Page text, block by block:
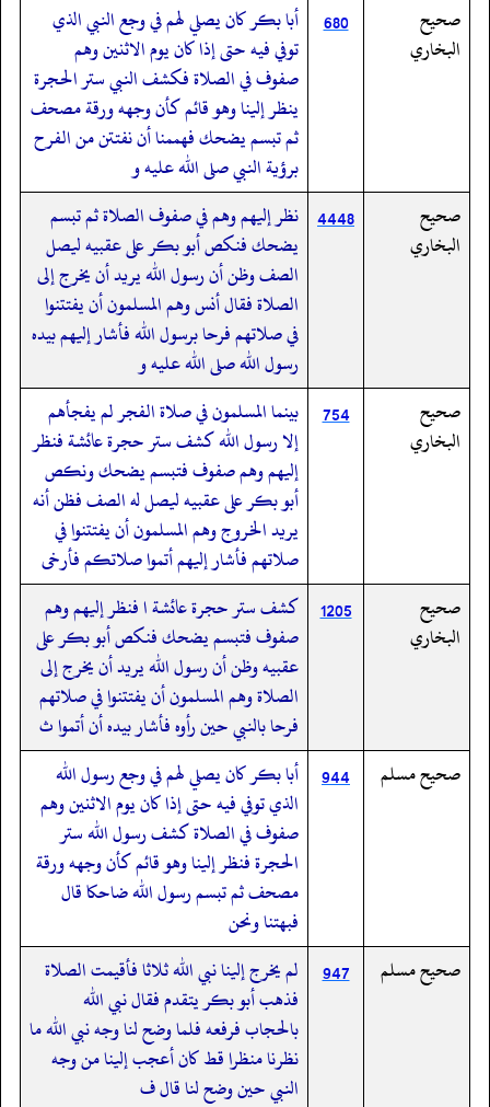
صحيح
البخاري
680
أبا بكر كان يصلي لهم في وجع النبي الذي
توفي فيه حتى إذا كان يوم الاثنين وهم
صفوف في الصلاة فكشف النبي ستر الحجرة
ينظر إلينا وهو قائم كأن وجهه ورقة مصحف
ثم تبسم يضحك فهممنا أن نفتتن من الفرح
برؤية النبي صلى الله عليه و
صحيح
البخاري
4448 نظر إليهم وهم في صفوف الصلاة ثم تبسم
يضحك فنكص أبو بكر على عقبيه ليصل
الصف وظن أن رسول الله يريد أن يخرج إلى
الصلاة فقال أنس وهم المسلمون أن يفتتنوا
في صلاتهم فرحا برسول الله فأشار إليهم بيده
رسول الله صلى الله عليه و
صحيح
البخاري
754
بينما المسلمون في صلاة الفجر لم يفجأهم
إلا رسول الله كشف ستر حجرة عائشة فنظر
إليهم وهم صفوف فتبسم يضحك ونكص
أبو بكر على عقبيه ليصل له الصف فظن أنه
يريد الخروج وهم المسلمون أن يفتتنوا في
صلاتهم فأشار إليهم أتموا صلاتكم فأرخى
صحيح
البخاري
1205
كشف ستر حجرة عائشة ا فنظر إليهم وهم
صفوف فتبسم يضحك فنكص أبو بكر على
عقبيه وظن أن رسول الله يريد أن يخرج إلى
الصلاة وهم المسلمون أن يفتتنوا في صلاتهم
فرحا بالنبي حين رأوه فأشار بيده أن أتموا ث
صحيح مسلم
944
أبا بكر كان يصلي لهم في وجع رسول الله
الذي توفي فيه حتى إذا كان يوم الاثنين وهم
صفوف في الصلاة كشف رسول الله ستر
الحجرة فنظر إلينا وهو قائم كأن وجهه ورقة
مصحف ثم تبسم رسول الله ضاحكا قال
فبهتنا ونحن
صحيح مسلم
947
لم يخرج إلينا نبي الله ثلاثا فأقيمت الصلاة
فذهب أبو بكر يتقدم فقال نبي الله
بالحجاب فرفعه فلما وضح لنا وجه نبي الله ما
نظرنا منظرا قط كان أعجب إلينا من وجه
النبي حين وضح لنا قال ف